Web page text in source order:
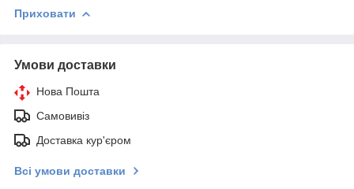
Приховати
Умови доставки
Нова Пошта
Самовивіз
Доставка кур'єром
Всі умови доставки